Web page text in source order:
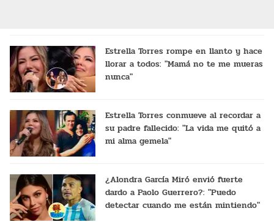
Estrella Torres rompe en llanto y hace
llorar a todos: "Mamá no te me mueras
nunca"
Estrella Torres conmueve al recordar a
su padre fallecido: "La vida me quitó a
mi alma gemela"
¿Alondra García Miró envió fuerte
dardo a Paolo Guerrero?: "Puedo
detectar cuando me están mintiendo"